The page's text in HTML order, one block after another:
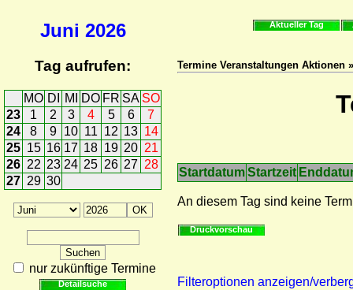
Juni 2026
Tag aufrufen:
MO DI MI DO FR SA SO
23
1 2 3 4 5 6
7
24
8 9 10 11 12 13 14
25 15 16 17 18 19 20 21
26 22 23 24 25 26 27 28
27 29 30
nur zukünftige Termine
Detailsuche
Aktueller Tag
Termine Veranstaltungen Aktionen
StartdatumStartzeit
An diesem Tag sind keine
Druckvorschau
Filteroptionen anzeigen/